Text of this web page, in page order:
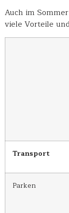
Auch im
viele Vorteile
Transport
Parken